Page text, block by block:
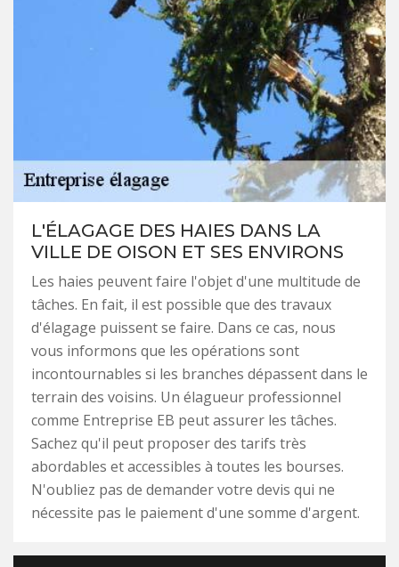
L'ÉLAGAGE DES HAIES DANS LA
VILLE DE OISON ET SES ENVIRONS
Les haies peuvent faire l'objet d'une multitude de
tâches. En fait, il est possible que des travaux
d'élagage puissent se faire. Dans ce cas, nous
vous informons que les opérations sont
incontournables si les branches dépassent dans le
terrain des voisins. Un élagueur professionnel
comme Entreprise EB peut assurer les tâches.
Sachez qu'il peut proposer des tarifs très
abordables et accessibles à toutes les bourses.
N'oubliez pas de demander votre devis qui ne
nécessite pas le paiement d'une somme d'argent.